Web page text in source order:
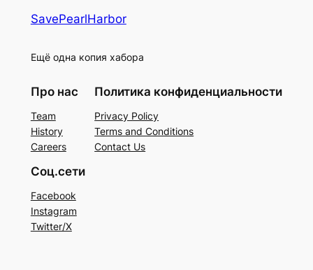
SavePearlHarbor
Ещё одна копия хабора
Про нас
Team
History
Careers
Политика конфиденциальности
Privacy Policy
Terms and Conditions
Contact Us
Соц.сети
Facebook
Instagram
Twitter/X